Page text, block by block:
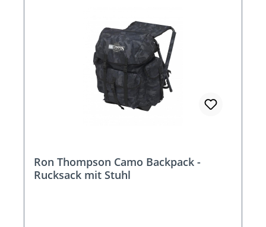
Ron Thompson Camo Backpack -
Rucksack mit Stuhl